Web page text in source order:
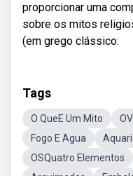
proporcionar uma
sobre os mitos
(em grego clássico:
Tags
O QueE Um Mito
Fogo E Agua
OSQuatro Elementos